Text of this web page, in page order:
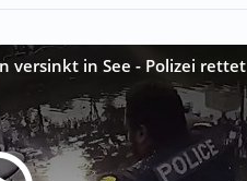
versinkt in See - Polizei rettet